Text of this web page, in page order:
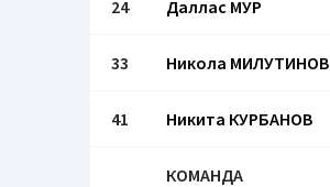
24 Даллас МУР
33 Никола МИЛУТИНОВ
41 Никита КУРБАНОВ
КОМАНДА